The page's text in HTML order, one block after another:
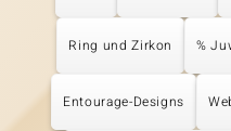
Ring und Zirkon %
Entourage-Designs